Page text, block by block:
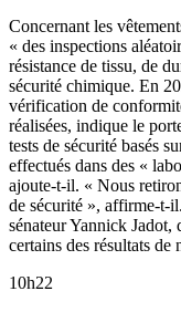
Concernant les
« des inspections
résistance de tissu, de
sécurité chimique. En
vérification de
réalisées, indique le
tests de sécurité basés
effectués dans des «
ajoute-t-il. « Nous
de sécurité », affirme-t-
sénateur Yannick Jadot,
certains des résultats de
10h22